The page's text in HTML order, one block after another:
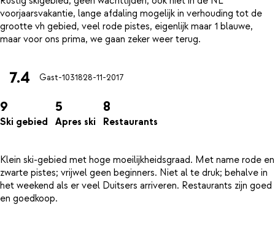
voorjaarsvakantie, lange afdaling mogelijk in verhouding tot de
grootte vh gebied, veel rode pistes, eigenlijk maar 1 blauwe,
7.4 Gast-1031828-11-2017
9
Ski gebied
5
Apres ski
8
Restaurants
Klein ski-gebied met hoge moeilijkheidsgraad. Met name rode en
zwarte pistes; vrijwel geen beginners. Niet al te druk; behalve in
het weekend als er veel Duitsers arriveren. Restaurants zijn goed